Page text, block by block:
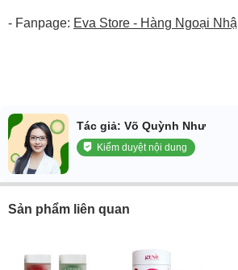
- Fanpage: Eva Store - Hàng Ngoại
Tác giả: Võ Quỳnh Như
Kiểm duyệt nội dung
Sản phẩm liên quan